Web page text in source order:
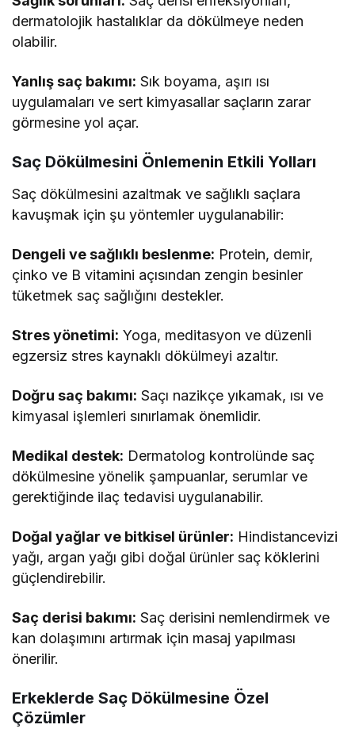
dermatolojik hastalıklar da dökülmeye neden
olabilir.
Yanlış saç bakımı: Sık boyama, aşırı ısı
uygulamaları ve sert kimyasallar saçların zarar
görmesine yol açar.
Saç Dökülmesini Önlemenin Etkili Yolları
Saç dökülmesini azaltmak ve sağlıklı saçlara
kavuşmak için şu yöntemler uygulanabilir:
Dengeli ve sağlıklı beslenme: Protein, demir,
çinko ve B vitamini açısından zengin besinler
tüketmek saç sağlığını destekler.
Stres yönetimi: Yoga, meditasyon ve düzenli
egzersiz stres kaynaklı dökülmeyi azaltır.
Doğru saç bakımı: Saçı nazikçe yıkamak, ısı ve
kimyasal işlemleri sınırlamak önemlidir.
Medikal destek: Dermatolog kontrolünde saç
dökülmesine yönelik şampuanlar, serumlar ve
gerektiğinde ilaç tedavisi uygulanabilir.
Doğal yağlar ve bitkisel ürünler: Hindistancevizi
yağı, argan yağı gibi doğal ürünler saç köklerini
güçlendirebilir.
Saç derisi bakımı: Saç derisini nemlendirmek ve
kan dolaşımını artırmak için masaj yapılması
önerilir.
Erkeklerde Saç Dökülmesine Özel
Çözümler